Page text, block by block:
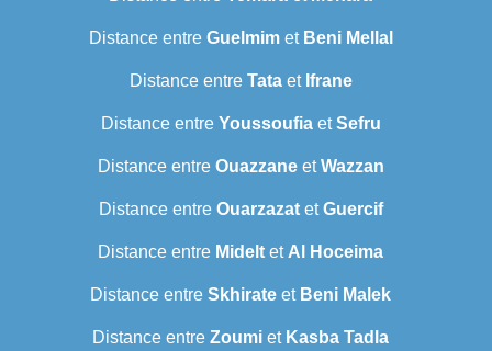
Distance entre Guelmimet Beni Mellal
Distance entre Tataet Ifrane
Distance entre YoussoufiaetSefru
Distance entre OuazzaneetWazzan
Distance entre OuarzazatetGuercif
Distance entre Midelt et Al Hoceima
Distance entre Skhirate et Beni Malek
Distance entre Zoumi et Kasba Tadla